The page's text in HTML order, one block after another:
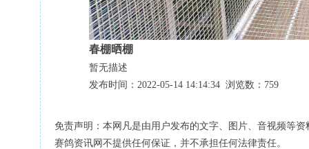
春棚晒棚
暂无描述
发布时间：2022-05-14 14:14:34 浏览数：759
免责声明：本网凡是由用户发布的文字、图片、音视频等
赛鸽资讯网不提供任何保证，并不承担任何法律责任。